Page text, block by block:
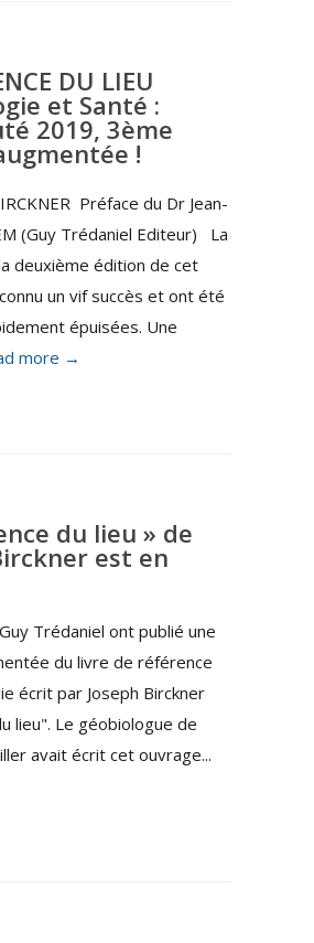
DU LIEU
et Santé :
2019, 3ème
!
Préface du Dr Jean-
(Guy Trédaniel Editeur) La
deuxième édition de cet
un vif succès et ont été
épuisées. Une
more →
du lieu » de
est en
Trédaniel ont publié une
du livre de référence
écrit par Joseph Birckner
lieu". Le géobiologue de
avait écrit cet ouvrage...